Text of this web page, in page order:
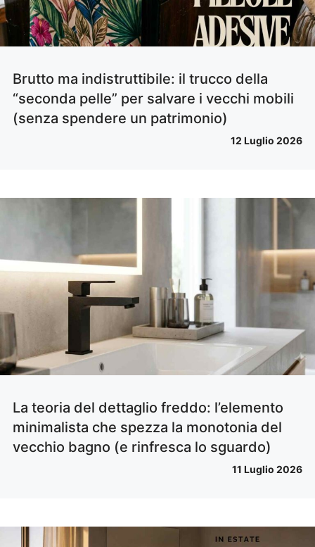
Brutto ma indistruttibile: il trucco della
“seconda pelle” per salvare i vecchi mobili
(senza spendere un patrimonio)
12 Luglio 2026
La teoria del dettaglio freddo: l’elemento
minimalista che spezza la monotonia del
vecchio bagno (e rinfresca lo sguardo)
11 Luglio 2026